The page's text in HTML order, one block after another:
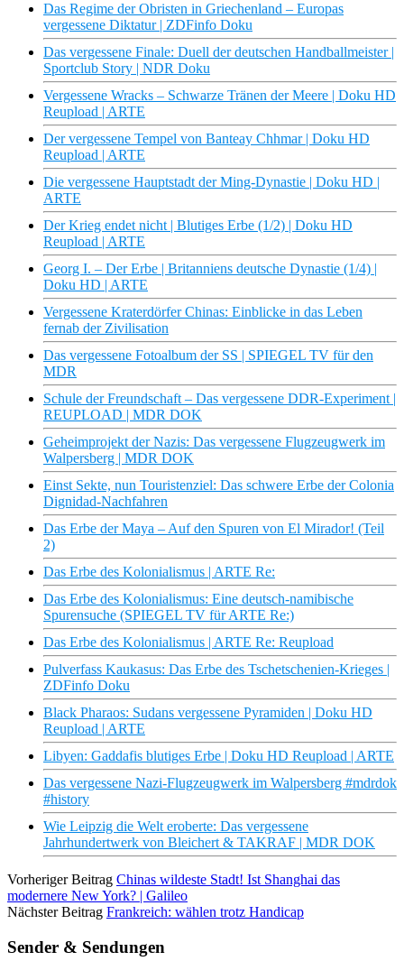
Das Regime der Obristen in Griechenland – Europas
vergessene Diktatur | ZDFinfo Doku
Das vergessene Finale: Duell der deutschen Handballmeister |
Sportclub Story | NDR Doku
Vergessene Wracks – Schwarze Tränen der Meere | Doku HD
Reupload | ARTE
Der vergessene Tempel von Banteay Chhmar | Doku HD
Reupload | ARTE
Die vergessene Hauptstadt der Ming-Dynastie | Doku HD |
ARTE
Der Krieg endet nicht | Blutiges Erbe (1/2) | Doku HD
Reupload | ARTE
Georg I. – Der Erbe | Britanniens deutsche Dynastie (1/4) |
Doku HD | ARTE
Vergessene Kraterdörfer Chinas: Einblicke in das Leben
fernab der Zivilisation
Das vergessene Fotoalbum der SS | SPIEGEL TV für den
MDR
Schule der Freundschaft – Das vergessene DDR-Experiment |
REUPLOAD | MDR DOK
Geheimprojekt der Nazis: Das vergessene Flugzeugwerk im
Walpersberg | MDR DOK
Einst Sekte, nun Touristenziel: Das schwere Erbe der Colonia
Dignidad-Nachfahren
Das Erbe der Maya – Auf den Spuren von El Mirador! (Teil
2)
Das Erbe des Kolonialismus | ARTE Re:
Das Erbe des Kolonialismus: Eine deutsch-namibische
Spurensuche (SPIEGEL TV für ARTE Re:)
Das Erbe des Kolonialismus | ARTE Re: Reupload
Pulverfass Kaukasus: Das Erbe des Tschetschenien-Krieges |
ZDFinfo Doku
Black Pharaos: Sudans vergessene Pyramiden | Doku HD
Reupload | ARTE
Libyen: Gaddafis blutiges Erbe | Doku HD Reupload | ARTE
Das vergessene Nazi-Flugzeugwerk im Walpersberg #mdrdok
#history
Wie Leipzig die Welt eroberte: Das vergessene
Jahrhundertwerk von Bleichert & TAKRAF | MDR DOK
Vorheriger Beitrag Chinas wildeste Stadt! Ist Shanghai das
modernere New York? | Galileo
Nächster Beitrag Frankreich: wählen trotz Handicap
Sender & Sendungen